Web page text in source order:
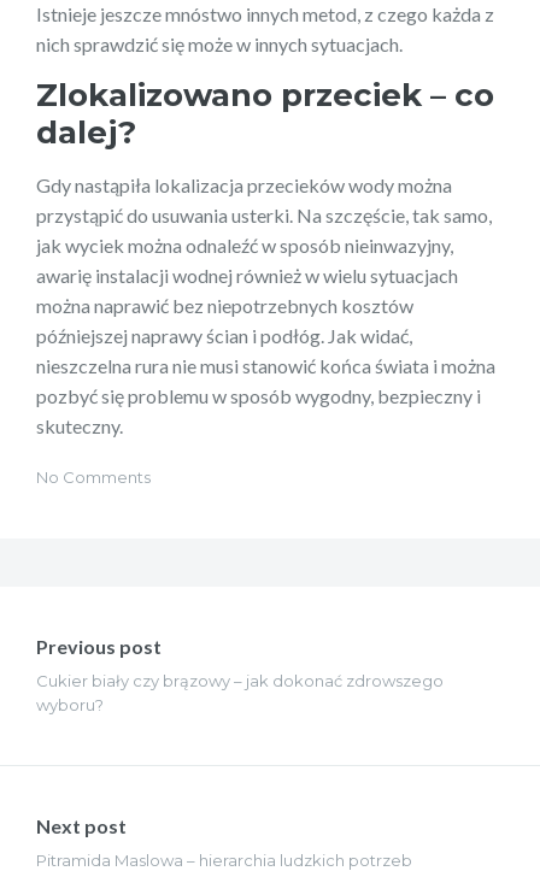
Istnieje jeszcze mnóstwo innych metod, z czego każda z
nich sprawdzić się może w innych sytuacjach.
Zlokalizowano przeciek – co
dalej?
Gdy nastąpiła lokalizacja przecieków wody można
przystąpić do usuwania usterki. Na szczęście, tak samo,
jak wyciek można odnaleźć w sposób nieinwazyjny,
awarię instalacji wodnej również w wielu sytuacjach
można naprawić bez niepotrzebnych kosztów
późniejszej naprawy ścian i podłóg. Jak widać,
nieszczelna rura nie musi stanowić końca świata i można
pozbyć się problemu w sposób wygodny, bezpieczny i
skuteczny.
No Comments
wpisu
Previous post
Cukier biały czy brązowy – jak dokonać zdrowszego
wyboru?
Next post
Pitramida Maslowa – hierarchia ludzkich potrzeb